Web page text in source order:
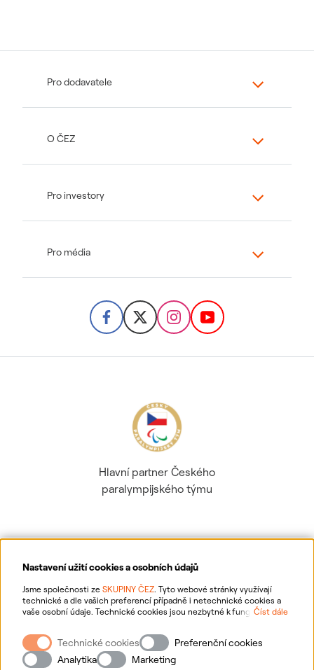
Nastavení užití cookies a osobních údajů
Jsme společnosti ze SKUPINY ČEZ. Tyto webové stránky využívají
technické a dle vašich preferencí případně i netechnické cookies a
vaše osobní údaje. Technické cookies jsou nezbytné k fungování
webové stránky vašim preferencím, k personalizaci reklam a analytice.
Pro sběr a zpracování netechnických cookies a vašich osobních údajů
nám můžete udělit souhlas. Bližší informace o vašich právech,
zpracování osobních údajů, včetně možnosti odvolání udělených
Číst dále
Technické cookies
Preferenční cookies
Analytika
Marketing
Pro dodavatele
O ČEZ
Pro investory
Pro média
Hlavní partner Českého
paralympijského týmu
Ochrana osobních údajů
Informace o webu
Nastavení cookies